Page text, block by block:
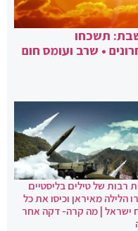
תשכחו
• שרב ועומס חום
רבות של טילים בליסטיים
הלילה מאיראן וכיסו את כל
ישראל | מה קרה- דקה אחר